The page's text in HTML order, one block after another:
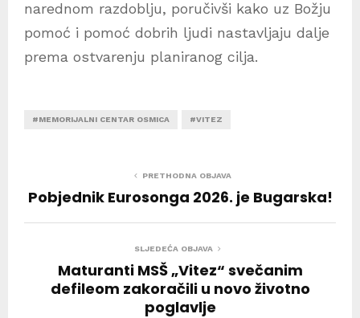
narednom razdoblju, poručivši kako uz Božju
pomoć i pomoć dobrih ljudi nastavljaju dalje
prema ostvarenju planiranog cilja.
#MEMORIJALNI CENTAR OSMICA #VITEZ
PRETHODNA OBJAVA
Pobjednik Eurosonga 2026. je Bugarska!
SLJEDEĆA OBJAVA
Maturanti MSŠ „Vitez“ svečanim
defileom zakoračili u novo životno
poglavlje